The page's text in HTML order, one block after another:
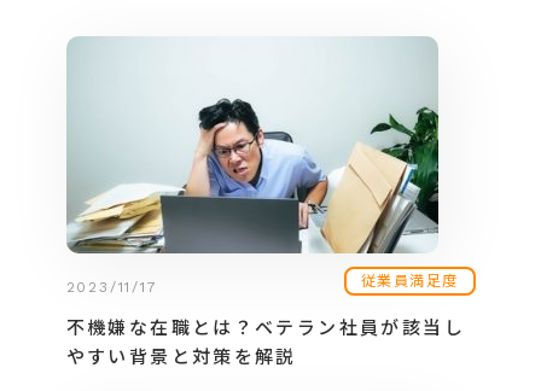
2023/11/17 従業員満足度
不機嫌な在職とは？ベテラン社員が該当し
やすい背景と対策を解説